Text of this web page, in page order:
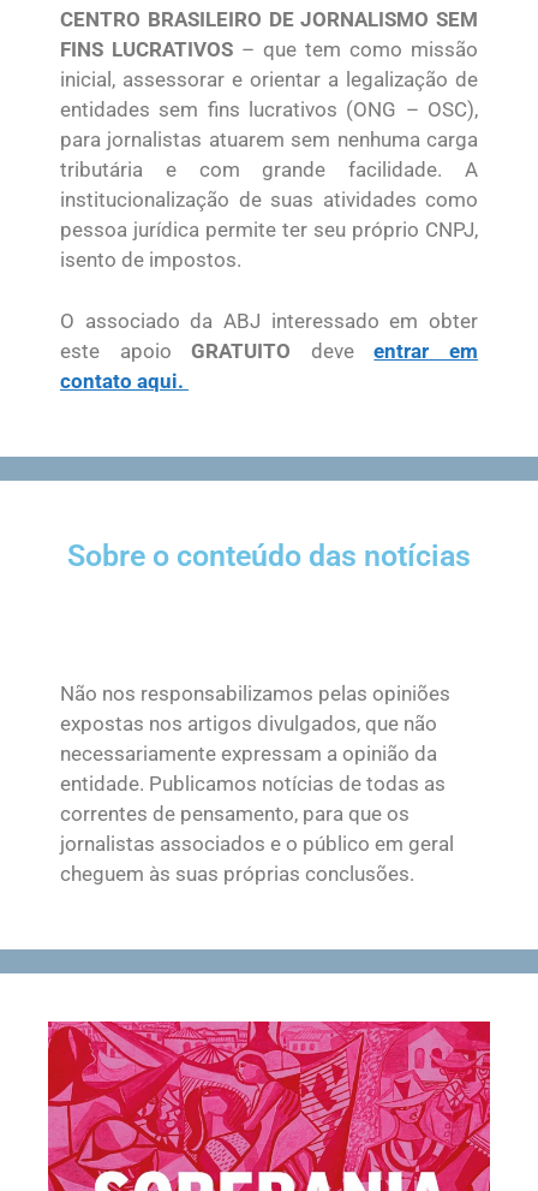
CENTRO BRASILEIRO DE JORNALISMO SEM
FINS LUCRATIVOS – que tem como missão
inicial, assessorar e orientar a legalização de
entidades sem fins lucrativos (ONG – OSC),
para jornalistas atuarem sem nenhuma carga
tributária e com grande facilidade. A
institucionalização de suas atividades como
pessoa jurídica permite ter seu próprio CNPJ,
isento de impostos.
O associado da ABJ interessado em obter
este apoioGRATUITO deveentrar em
contato aqui.
Sobre o conteúdo das notícias
Não nos responsabilizamos pelas opiniões
expostas nos artigos divulgados, que não
necessariamente expressam a opinião da
entidade. Publicamos notícias de todas as
correntes de pensamento, para que os
jornalistas associados e o público em geral
cheguem às suas próprias conclusões.